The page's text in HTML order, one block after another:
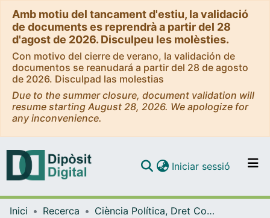
Amb motiu del tancament d'estiu, la validació
de documents es reprendrà a partir del 28
d'agost de 2026. Disculpeu les molèsties.
Con motivo del cierre de verano, la validación de
documentos se reanudará a partir del 28 de agosto
de 2026. Disculpad las molestias
Due to the summer closure, document validation will
resume starting August 28, 2026. We apologize for
any inconvenience.
Navega per tot el DD
Iniciar sessió (current)
Inici Recerca
Ciència Política, Dret Constitucional i Filosofia del Dret